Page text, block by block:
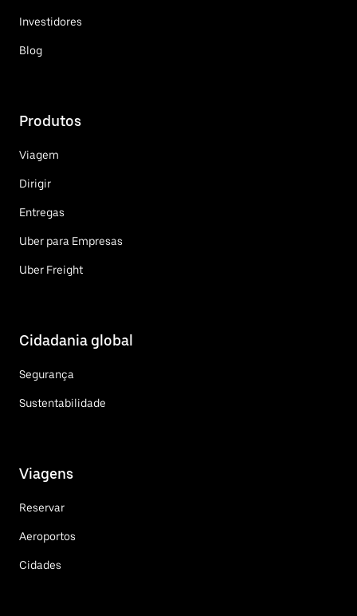
Investidores
Blog
Produtos
Viagem
Dirigir
Entregas
Uber para Empresas
Uber Freight
Cidadania global
Segurança
Sustentabilidade
Viagens
Reservar
Aeroportos
Cidades